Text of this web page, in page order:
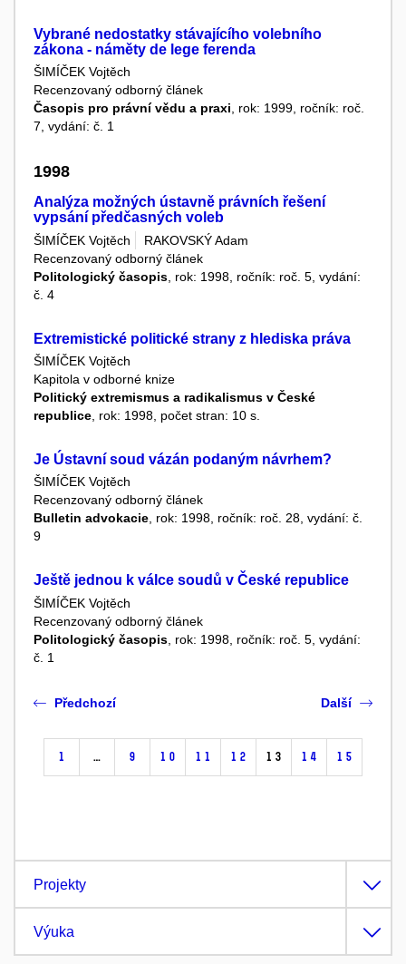
Vybrané nedostatky stávajícího volebního
zákona - náměty de lege ferenda
ŠIMÍČEK Vojtěch
Recenzovaný odborný článek
Časopis pro právní vědu a praxi , rok: 1999, ročník: roč.
7, vydání: č. 1
1998
Analýza možných ústavně právních řešení
vypsání předčasných voleb
ŠIMÍČEK Vojtěch
RAKOVSKÝ Adam
Recenzovaný odborný článek
Politologický časopis , rok: 1998, ročník: roč. 5, vydání:
č. 4
Extremistické politické strany z hlediska práva
ŠIMÍČEK Vojtěch
Kapitola v odborné knize
Politický extremismus a radikalismus v České
republice , rok: 1998, počet stran: 10 s.
Je Ústavní soud vázán podaným návrhem?
ŠIMÍČEK Vojtěch
Recenzovaný odborný článek
Bulletin advokacie, rok: 1998, ročník: roč. 28, vydání: č.
9
Ještě jednou k válce soudů v České republice
ŠIMÍČEK Vojtěch
Recenzovaný odborný článek
Politologický časopis , rok: 1998, ročník: roč. 5, vydání:
č. 1
Předchozí
1 … 9 10 11 12 13 14 15
Další
Projekty
Výuka